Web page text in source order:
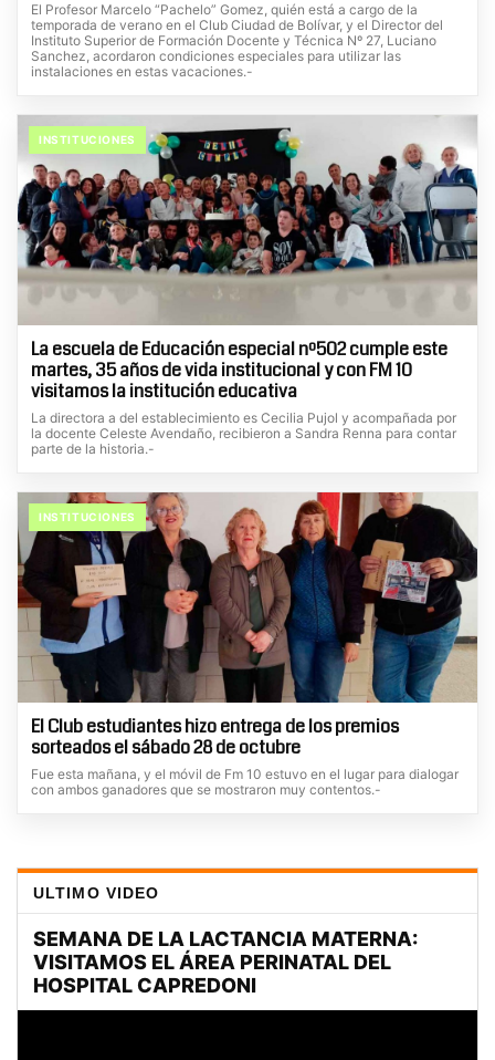
El Profesor Marcelo “Pachelo” Gomez, quién está a cargo de la
temporada de verano en el Club Ciudad de Bolívar, y el Director del
Instituto Superior de Formación Docente y Técnica Nº 27, Luciano
Sanchez, acordaron condiciones especiales para utilizar las
instalaciones en estas vacaciones.-
INSTITUCIONES
La escuela de Educación especial nº502 cumple este
martes, 35 años de vida institucional y con FM 10
visitamos la institución educativa
La directora a del establecimiento es Cecilia Pujol y acompañada por
la docente Celeste Avendaño, recibieron a Sandra Renna para contar
parte de la historia.-
INSTITUCIONES
El Club estudiantes hizo entrega de los premios
sorteados el sábado 28 de octubre
Fue esta mañana, y el móvil de Fm 10 estuvo en el lugar para dialogar
con ambos ganadores que se mostraron muy contentos.-
ULTIMO VIDEO